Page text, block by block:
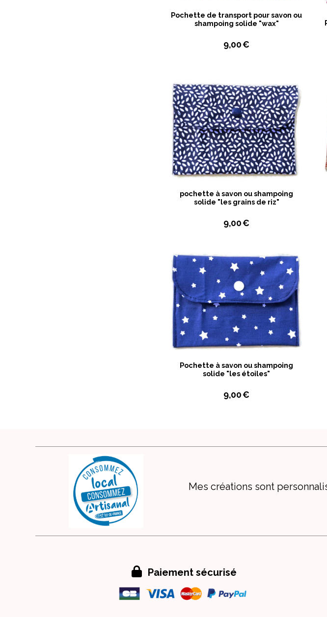
Pochette de transport pour savon ou
shampoing solide "wax"
9,00€
pochette à savon ou shampoing
solide "les grains de riz"
9,00€
Pochette à savon ou shampoing
solide "les étoiles"
9,00€
Mes créations sont
 Paiement sécurisé